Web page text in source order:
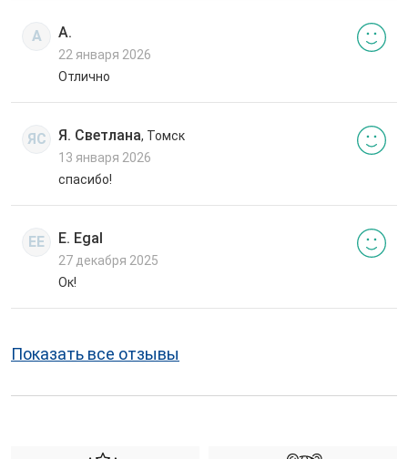
А А.
22 января 2026
Отлично
ЯС Я. Светлана, Томск
13 января 2026
спасибо!
EE E. Egal
27 декабря 2025
Ок!
Показать все отзывы